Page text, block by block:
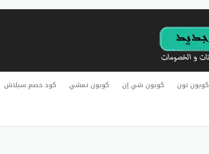
كوبون نون كوبون شي إن كوبون نمشي كود خصم سبلاش